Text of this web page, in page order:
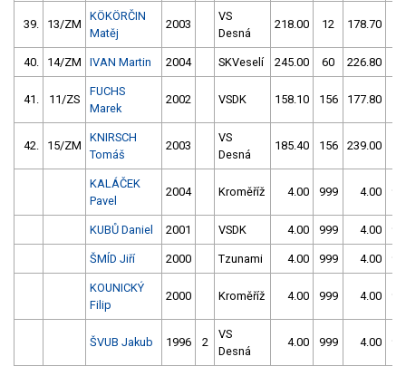
39. 13/ZM
KÖKÖRČIN
Matěj
2003
VS
Desná
218.00 12 178.70
40. 14/ZM IVAN Martin 2004 SKVeselí 245.00 60 226.80
41. 11/ZS
FUCHS
Marek
2002 VSDK 158.10 156 177.80
42. 15/ZM
KNIRSCH
Tomáš
2003
VS
Desná
185.40 156 239.00
KALÁČEK
Pavel
2004 Kroměříž 4.00 999 4.00
KUBŮ Daniel 2001 VSDK 4.00 999 4.00
ŠMÍD Jiří 2000 Tzunami 4.00 999 4.00
KOUNICKÝ
Filip
2000 Kroměříž 4.00 999 4.00
ŠVUB Jakub 1996 2
VS
Desná
4.00 999 4.00